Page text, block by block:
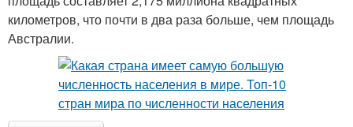
километров, что почти в два раза больше, чем площадь
Австралии.